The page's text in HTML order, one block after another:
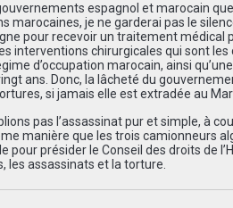
espagnol et marocain
marocaines, je ne garderai pas le
pour recevoir un traitement
interventions chirurgicales qui sont
d’occupation marocain, ainsi
ans. Donc, la lâcheté du
si jamais elle est extradée au
pas l’assassinat pur et simple, à
manière que les trois camionneurs
pour présider le Conseil des droits de
les assassinats et la torture.